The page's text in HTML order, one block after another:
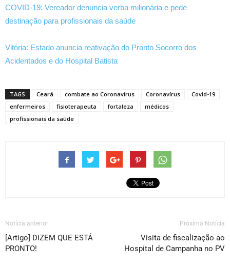
COVID-19: Vereador denuncia verba milionária e pede
destinação para profissionais da saúde
Vitória: Estado anuncia reativação do Pronto Socorro dos
Acidentados e do Hospital Batista
TAGS Ceará combate ao Coronavírus Coronavírus
Covid-19
enfermeiros
fisioterapeuta fortaleza
médicos
profissionais da saúde
Notícia anterior
[Artigo] DIZEM QUE ESTÁ
PRONTO!
Próxima Notícia
Visita de fiscalização ao
Hospital de Campanha no PV